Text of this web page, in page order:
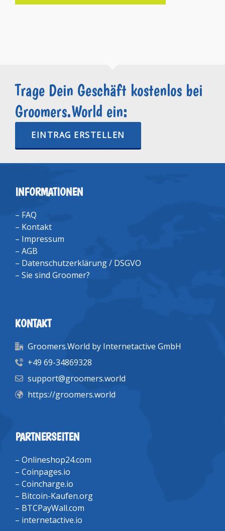
Trage Dein Geschäft kostenlos bei
Groomers.World ein:
EINTRAG ERSTELLEN
INFORMATIONEN
– FAQ
– Kontakt
– Impressum
– AGB
– Datenschutzerklärung / DSGVO
– Sie sind Groomer?
KONTAKT
Groomers.World by Internetactive GmbH
+49 69-34869328
support@groomers.world
https://groomers.world
PARTNERSEITEN
– Onlineshop24.com
– Coinpages.io
– Coincharge.io
– Bitcoin-Kaufen.org
– BTCPayWall.com
– internetactive.io